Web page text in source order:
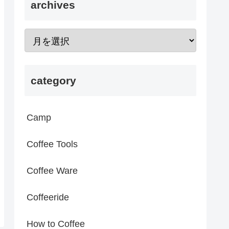
archives
category
Camp
Coffee Tools
Coffee Ware
Coffeeride
How to Coffee